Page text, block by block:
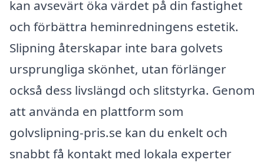
kan avsevärt öka värdet på din fastighet
och förbättra heminredningens estetik.
Slipning återskapar inte bara golvets
ursprungliga skönhet, utan förlänger
också dess livslängd och slitstyrka. Genom
att använda en plattform som
golvslipning-pris.se kan du enkelt och
snabbt få kontakt med lokala experter